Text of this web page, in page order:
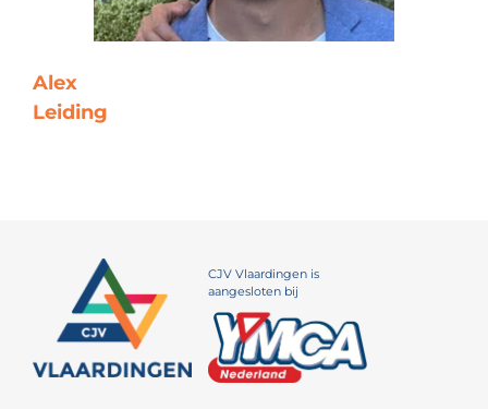
Alex
Leiding
CJV Vlaardingen is
aangesloten bij